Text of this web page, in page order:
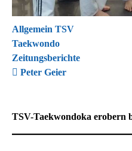
Allgemein TSV
Taekwondo
Zeitungsberichte
Peter Geier
TSV-Taekwondoka erobern